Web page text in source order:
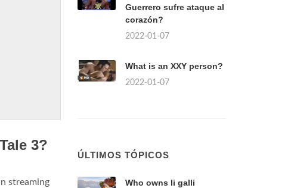
3?
streaming
Guerrero sufre ataque al
corazón?
2022-01-07
What is an XXY person?
2022-01-07
ÚLTIMOS TÓPICOS
Who owns li galli